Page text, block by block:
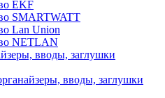
EKF
SMARTWATT
Lan Union
NETLAN
вводы, заглушки
вводы, заглушки